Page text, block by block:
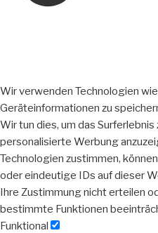
Wir verwenden Technologien
Geräteinformationen zu
Wir tun dies, um das
personalisierte Werbung
Technologien zustimmen,
oder eindeutige IDs auf dieser
Ihre Zustimmung nicht erteilen
bestimmte Funktionen
Funktional